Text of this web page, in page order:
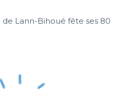
de Lann-Bihoué fête ses 80